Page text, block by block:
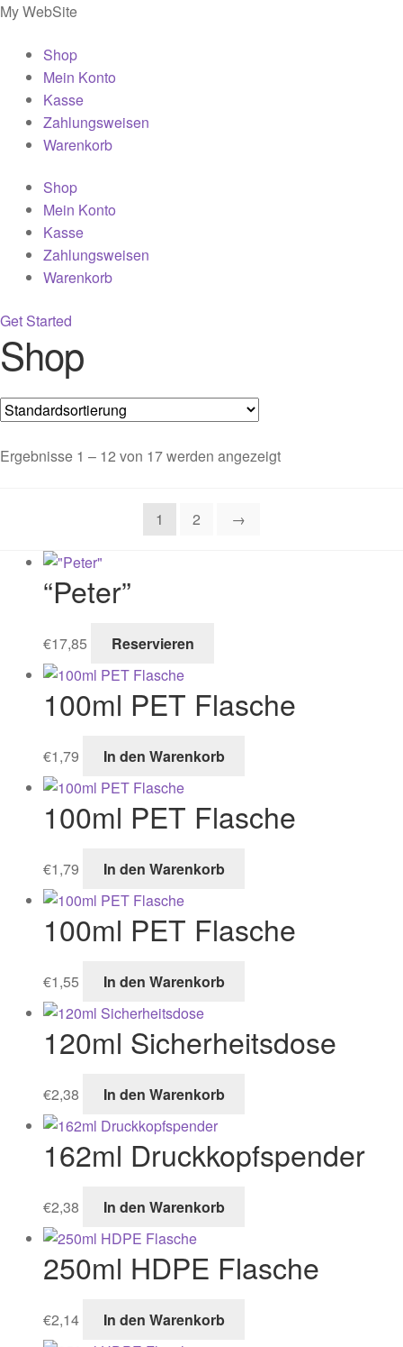
My WebSite
Shop
Mein Konto
Kasse
Zahlungsweisen
Warenkorb
Shop
Mein Konto
Kasse
Zahlungsweisen
Warenkorb
Get Started
Shop
Ergebnisse 1 – 12 von 17 werden angezeigt
1 2 →
“Peter”
€17,85 Reservieren
100ml PET Flasche
€1,79 In den Warenkorb
100ml PET Flasche
€1,79 In den Warenkorb
100ml PET Flasche
€1,55 In den Warenkorb
120ml Sicherheitsdose
€2,38 In den Warenkorb
162ml Druckkopfspender
€2,38 In den Warenkorb
250ml HDPE Flasche
€2,14 In den Warenkorb